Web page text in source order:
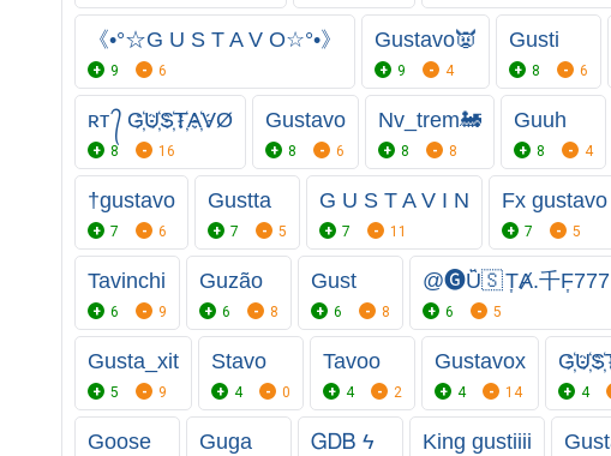
《•°☆G U S T A V O☆°•》
9 6
Gustavo👿
9 4
Gusti
8 6
ʀᴛ ᭄ G҉U҉S҉T҉A҉VØ
8 16
Gustavo
8 6
Nv_trem🚂
8 8
Guuh
8 4
†gustavo
7 6
Gustta
7 5
G U S T A V I N
7 11
Fx gustavo
7 5
Tavinchi
6 9
Guzão
6 8
Gust
6 8
@🅖︎Ȗ̈🇸 T͎Ⱥ.千F͎777
6 5
Gusta_xit
5 9
Stavo
4 0
Tavoo
4 2
Gustavox
4 14 4
Goose Guga ᏀᎠᏴ ϟ King gustiiii